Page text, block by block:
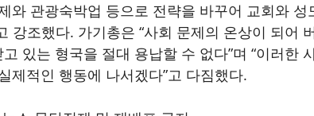
와 관광숙박업 등으로 전략을 바꾸어 교회와 성
강조했다. 가기총은 “사회 문제의 온상이 되어
있는 형국을 절대 용납할 수 없다”며 “이러한
제적인 행동에 나서겠다”고 다짐했다.